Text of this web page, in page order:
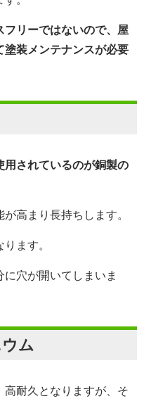
フリーではないので、屋
塗装メンテナンスが必要
用されているのが銅製の
高まり長持ちします。
ます。
穴が開いてしまいま
ム
高耐久となりますが、そ